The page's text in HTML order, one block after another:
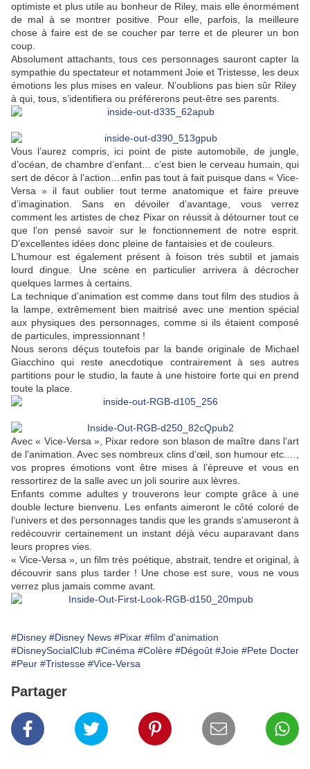
optimiste et plus utile au bonheur de Riley, mais elle énormément
de mal à se montrer positive. Pour elle, parfois, la meilleure
chose à faire est de se coucher par terre et de pleurer un bon
coup.
Absolument attachants, tous ces personnages sauront capter la
sympathie du spectateur et notamment Joie et Tristesse, les deux
émotions les plus mises en valeur. N’oublions pas bien sûr Riley
à qui, tous, s’identifiera ou préférerons peut-être ses parents.
Vous l’aurez compris, ici point de piste automobile, de jungle,
d’océan, de chambre d’enfant… c’est bien le cerveau humain, qui
sert de décor à l’action…enfin pas tout à fait puisque dans « Vice-
Versa » il faut oublier tout terme anatomique et faire preuve
d’imagination. Sans en dévoiler d’avantage, vous verrez
comment les artistes de chez Pixar on réussit à détourner tout ce
que l’on pensé savoir sur le fonctionnement de notre esprit.
D’excellentes idées donc pleine de fantaisies et de couleurs.
L’humour est également présent à foison très subtil et jamais
lourd dingue. Une scène en particulier arrivera à décrocher
quelques larmes à certains.
La technique d’animation est comme dans tout film des studios à
la lampe, extrêmement bien maitrisé avec une mention spécial
aux physiques des personnages, comme si ils étaient composé
de particules, impressionnant !
Nous serons déçus toutefois par la bande originale de Michael
Giacchino qui reste anecdotique contrairement à ses autres
partitions pour le studio, la faute à une histoire forte qui en prend
toute la place.
Avec « Vice-Versa », Pixar redore son blason de maître dans l’art
de l’animation. Avec ses nombreux clins d’œil, son humour etc.…,
vos propres émotions vont être mises à l’épreuve et vous en
ressortirez de la salle avec un joli sourire aux lèvres.
Enfants comme adultes y trouverons leur compte grâce à une
double lecture bienvenu. Les enfants aimeront le côté coloré de
l’univers et des personnages tandis que les grands s’amuseront à
redécouvrir certainement un instant déjà vécu auparavant dans
leurs propres vies.
« Vice-Versa », un film très poétique, abstrait, tendre et original, à
découvrir sans plus tarder ! Une chose est sure, vous ne vous
verrez plus jamais comme avant.
#Disney #Disney News #Pixar #film d'animation
#DisneySocialClub #Cinéma #Colère #Dégoût #Joie #Pete Docter
#Peur #Tristesse #Vice-Versa
Partager